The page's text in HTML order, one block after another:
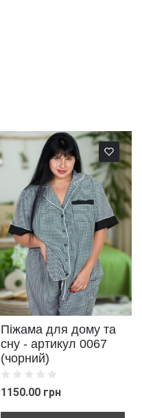
Піжама для дому та
сну - артикул 0067
(чорний)
1150.00 грн